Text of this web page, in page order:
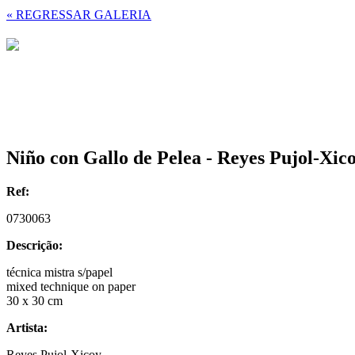
« REGRESSAR GALERIA
Niño con Gallo de Pelea - Reyes Pujol-
Ref:
0730063
Descrição:
técnica mistra s/papel
mixed technique on paper
30 x 30 cm
Artista: